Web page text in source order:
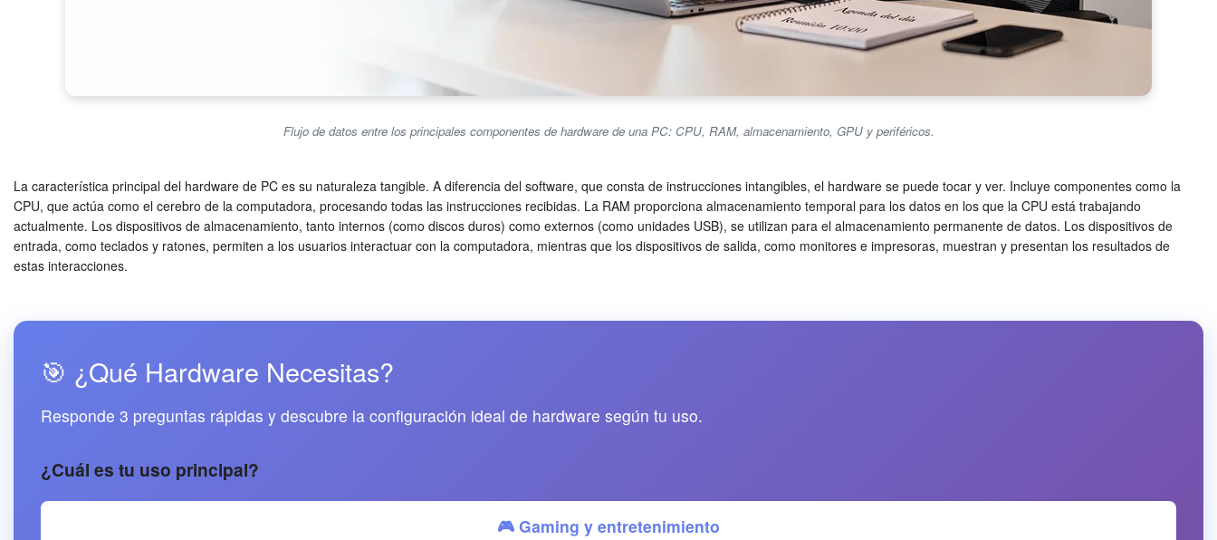
Flujo de datos entre los principales componentes de hardware de una PC: CPU, RAM, almacenamiento, GPU y periféricos.
La característica principal del hardware de PC es su naturaleza tangible. A diferencia del software, que consta de instrucciones intangibles, el hardware se puede tocar y ver. Incluye componentes como la
CPU, que actúa como el cerebro de la computadora, procesando todas las instrucciones recibidas. La RAM proporciona almacenamiento temporal para los datos en los que la CPU está trabajando
actualmente. Los dispositivos de almacenamiento, tanto internos (como discos duros) como externos (como unidades USB), se utilizan para el almacenamiento permanente de datos. Los dispositivos de
entrada, como teclados y ratones, permiten a los usuarios interactuar con la computadora, mientras que los dispositivos de salida, como monitores e impresoras, muestran y presentan los resultados de
estas interacciones.
🎯 ¿Qué Hardware Necesitas?
Responde 3 preguntas rápidas y descubre la configuración ideal de hardware según tu uso.
¿Cuál es tu uso principal?
🎮 Gaming y entretenimiento